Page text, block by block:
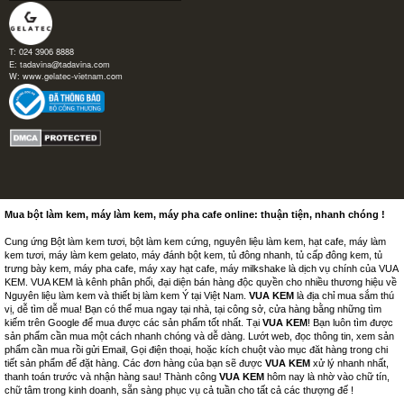
T: 024 3906 8888
E: tadavina@tadavina.com
W: www.gelatec-vietnam.com
Mua bột làm kem, máy làm kem, máy pha cafe online: thuận tiện, nhanh chóng !
Cung ứng Bột làm kem tươi, bột làm kem cứng, nguyên liệu làm kem, hạt cafe, máy làm
kem tươi, máy làm kem gelato, máy đánh bột kem, tủ đông nhanh, tủ cấp đông kem, tủ
trưng bày kem, máy pha cafe, máy xay hạt cafe, máy milkshake là dịch vụ chính của VUA
KEM. VUA KEM là kênh phân phối, đại diện bán hàng độc quyền cho nhiều thương hiệu về
Nguyên liệu làm kem và thiết bị làm kem Ý tại Việt Nam. VUA KEM là địa chỉ mua sắm thú
vị, dễ tìm dễ mua! Bạn có thể mua ngay tại nhà, tại công sở, cửa hàng bằng những tìm
kiếm trên Google để mua được các sản phẩm tốt nhất. Tại VUA KEM ! Bạn luôn tìm được
sản phẩm cần mua một cách nhanh chóng và dễ dàng. Lướt web, đọc thông tin, xem sản
phẩm cần mua rồi gửi Email, Gọi điện thoại, hoặc kích chuột vào mục đăt hàng trong chi
tiết sản phẩm để đặt hàng. Các đơn hàng của bạn sẽ được VUA KEM xử lý nhanh nhất,
thanh toán trước và nhận hàng sau! Thành công VUA KEM hôm nay là nhờ vào chữ tín,
chữ tâm trong kinh doanh, sẵn sàng phục vụ cả tuần cho tất cả các thượng đế !